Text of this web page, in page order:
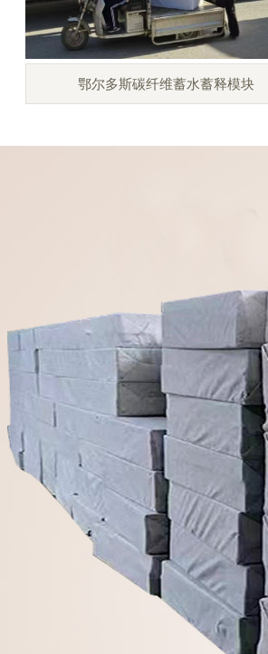
鄂尔多斯碳纤维蓄水蓄释模块